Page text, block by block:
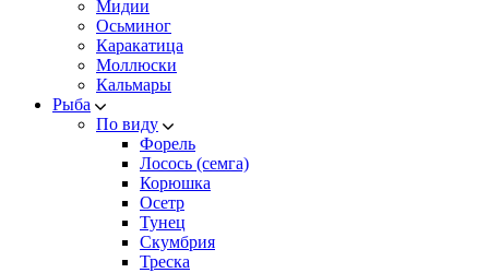
Мидии
Осьминог
Каракатица
Моллюски
Кальмары
Рыба
По виду
Форель
Лосось (семга)
Корюшка
Осетр
Тунец
Скумбрия
Треска